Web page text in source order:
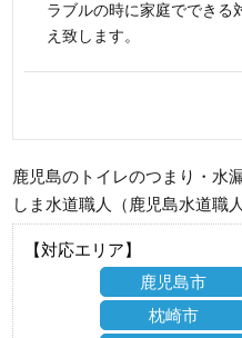
ラブルの時に家庭でできる
え致します。
鹿児島のトイレのつまり・水
しま水道職人（鹿児島水道職人
【対応エリア】
鹿児島市
枕崎市